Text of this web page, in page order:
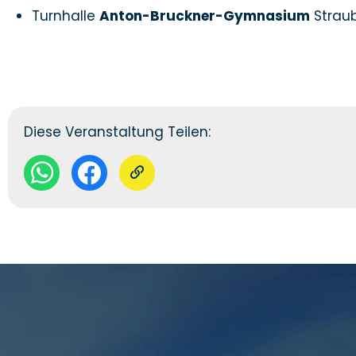
Turnhalle Anton-Bruckner-Gymnasium
Diese Veranstaltung Teilen: